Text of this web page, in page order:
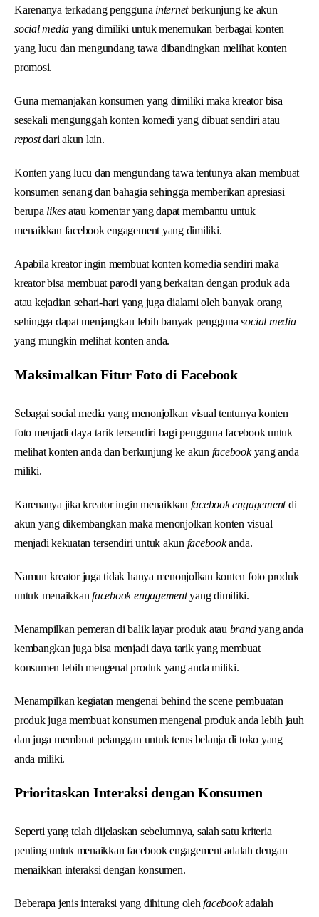
Karenanya terkadang pengguna internetberkunjung ke akun
social media yang dimiliki untuk menemukan berbagai konten
yang lucu dan mengundang tawa dibandingkan melihat konten
promosi.
Guna memanjakan konsumen yang dimiliki maka kreator bisa
sesekali mengunggah konten komedi yang dibuat sendiri atau
repostdari akun lain.
Konten yang lucu dan mengundang tawa tentunya akan membuat
konsumen senang dan bahagia sehingga memberikan apresiasi
berupa likes atau komentar yang dapat membantu untuk
menaikkan facebook engagement yang dimiliki.
Apabila kreator ingin membuat konten komedia sendiri maka
kreator bisa membuat parodi yang berkaitan dengan produk ada
atau kejadian sehari-hari yang juga dialami oleh banyak orang
sehingga dapat menjangkau lebih banyak penggunasocial media
yang mungkin melihat konten anda.
Maksimalkan Fitur Foto di Facebook
Sebagai social media yang menonjolkan visual tentunya konten
foto menjadi daya tarik tersendiri bagi pengguna facebook untuk
melihat konten anda dan berkunjung ke akun facebookyang anda
miliki.
Karenanya jika kreator ingin menaikkan facebook engagementdi
akun yang dikembangkan maka menonjolkan konten visual
menjadi kekuatan tersendiri untuk akun facebookanda.
Namun kreator juga tidak hanya menonjolkan konten foto produk
untuk menaikkanfacebook engagementyang dimiliki.
Menampilkan pemeran di balik layar produk atau brandyang anda
kembangkan juga bisa menjadi daya tarik yang membuat
konsumen lebih mengenal produk yang anda miliki.
Menampilkan kegiatan mengenai behind the scene pembuatan
produk juga membuat konsumen mengenal produk anda lebih jauh
dan juga membuat pelanggan untuk terus belanja di toko yang
anda miliki.
Prioritaskan Interaksi dengan Konsumen
Seperti yang telah dijelaskan sebelumnya, salah satu kriteria
penting untuk menaikkan facebook engagement adalah dengan
menaikkan interaksi dengan konsumen.
Beberapa jenis interaksi yang dihitung oleh facebookadalah